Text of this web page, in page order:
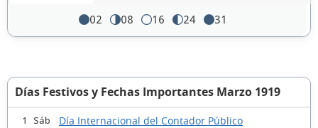
02 08 16 24 31
Días Festivos y Fechas Importantes Marzo 1919
1 Sáb Día Internacional del Contador Público